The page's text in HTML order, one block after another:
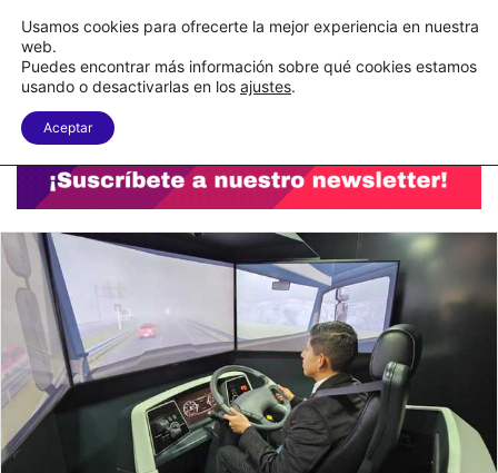
C&A México completa la implementación de su WMS en la nube
Menu
Usamos cookies para ofrecerte la mejor experiencia en nuestra
web.
Puedes encontrar más información sobre qué cookies estamos
usando o desactivarlas en los ajustes.
Aceptar